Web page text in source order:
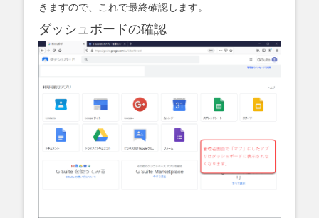
きますので、これで最終確認します。
ダッシュボードの確認